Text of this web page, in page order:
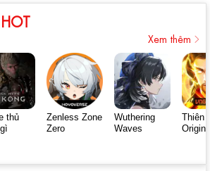
Xem thêm
thủ
Zenless Zone
Zero
Wuthering
Waves
Thiên
Origin